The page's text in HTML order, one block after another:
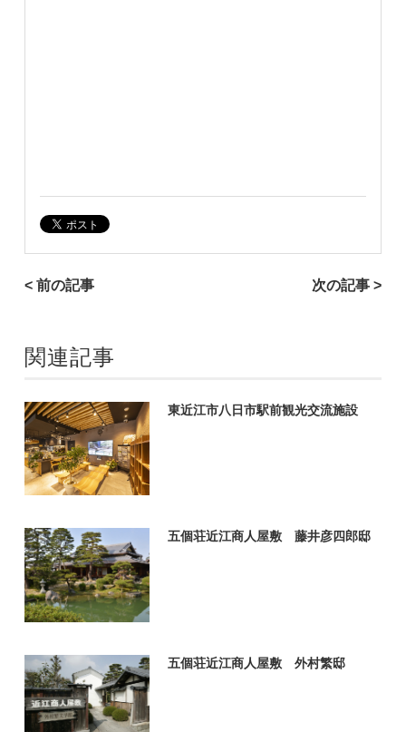
< 前の記事 次の記事 >
関連記事
東近江市八日市駅前観光交流施設
五個荘近江商人屋敷 藤井彦四郎邸
五個荘近江商人屋敷 外村繁邸